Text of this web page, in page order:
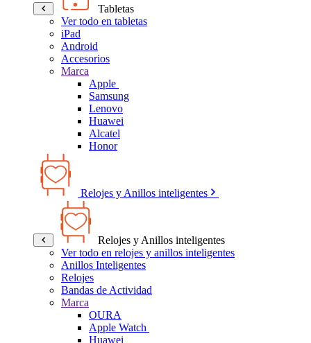
Tabletas
Ver todo en tabletas
iPad
Android
Accesorios
Marca
Apple
Samsung
Lenovo
Huawei
Alcatel
Honor
Relojes y Anillos inteligentes
Relojes y Anillos inteligentes
Ver todo en relojes y anillos inteligentes
Anillos Inteligentes
Relojes
Bandas de Actividad
Marca
OURA
Apple Watch
Huawei